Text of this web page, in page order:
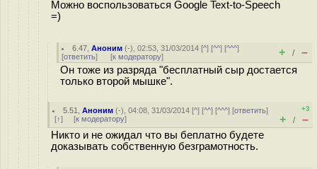
Можно воспользоваться Google Text-to-Speech
=)
6.47 ,Аноним (-), 02:53, 31/03/2014 [^] [^^] [^^^]
[ответить] [к модератору] + / –
Он тоже из разряда "бесплатный сыр достается
только второй мышке".
5.51 ,Аноним (-), 04:08, 31/03/2014 [^] [^^] [^^^] [ответить]
[↑] [к модератору]
+3
+ / –
Никто и не ожидал что вы беплатно будете
доказывать собственную безграмотность.